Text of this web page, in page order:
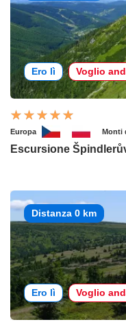
Ero lì Voglio
Europa Monti
Escursione
Distanza 0 km
Ero lì Voglio